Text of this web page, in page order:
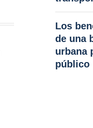
Los
de una
urbana
público